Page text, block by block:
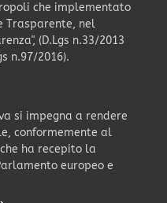
che implementato
Trasparente, nel
(D.Lgs n.33/2013
n.97/2016).
si impegna a rendere
conformemente al
ha recepito la
europeo e